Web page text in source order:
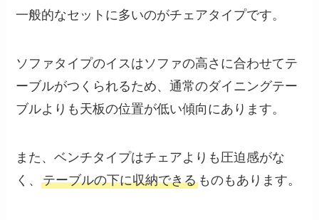
一般的なセットに多いのがチェアタイプです。
ソファタイプのイスはソファの高さに合わせてテ
ーブルがつくられるため、通常のダイニングテー
ブルよりも天板の位置が低い傾向にあります。
また、ベンチタイプはチェアよりも圧迫感がな
く、テーブルの下に収納できる ものもあります。